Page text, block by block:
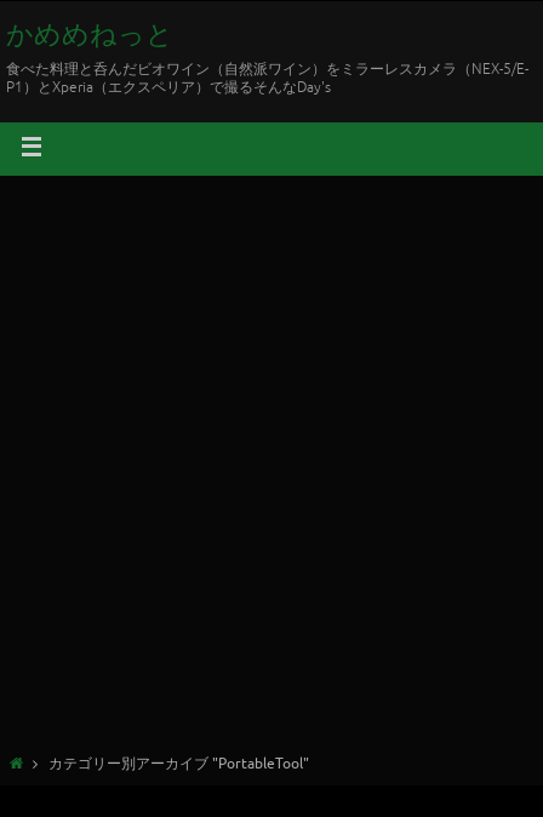
かめめねっと
食べた料理と呑んだビオワイン（自然派ワイン）をミラーレスカメラ（NEX-5/E-
P1）とXperia（エクスペリア）で撮るそんなDay's
カテゴリー別アーカイブ "PortableTool"